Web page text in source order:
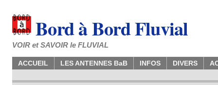
Bord à Bord Fluvial
VOIR et SAVOIR le FLUVIAL
ACCUEIL LES ANTENNES BaB INFOS DIVERS